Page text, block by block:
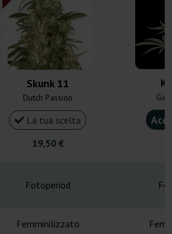
Skunk 11
Dutch Passion
La tua scelta
19,50 €
Fotoperiod
Femminilizzato